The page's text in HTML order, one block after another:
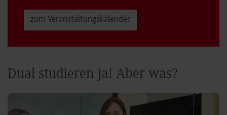
zum Veranstaltungs­kalender
Dual studieren ja! Aber was?